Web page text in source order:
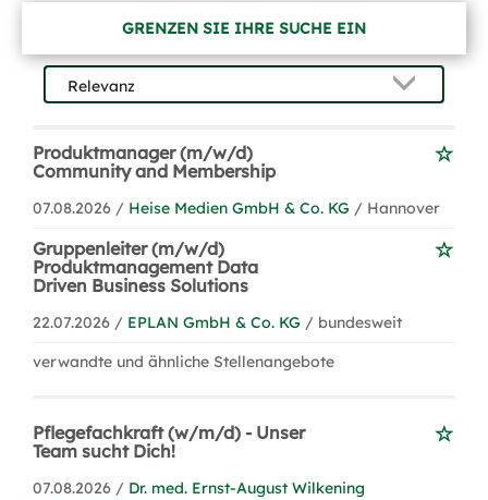
GRENZEN SIE IHRE SUCHE EIN
Produktmanager (m/w/d)
Community and Membership
07.08.2026 / Heise Medien GmbH & Co. KG / Hannover
Gruppenleiter (m/w/d)
Produktmanagement Data
Driven Business Solutions
22.07.2026 / EPLAN GmbH & Co. KG / bundesweit
verwandte und ähnliche Stellenangebote
Pflegefachkraft (w/m/d) - Unser
Team sucht Dich!
07.08.2026 / Dr. med. Ernst-August Wilkening